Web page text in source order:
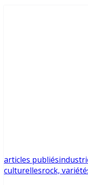
articles publiés
culturellesrock,